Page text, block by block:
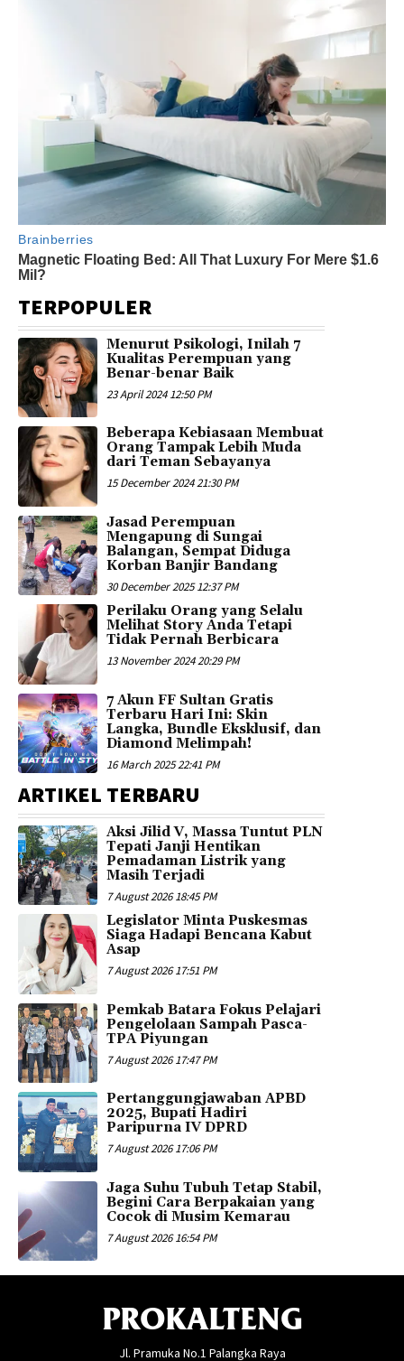
TERPOPULER
Menurut Psikologi, Inilah 7
Kualitas Perempuan yang
Benar-benar Baik
23 April 2024 12:50 PM
Beberapa Kebiasaan Membuat
Orang Tampak Lebih Muda
dari Teman Sebayanya
15 December 2024 21:30 PM
Jasad Perempuan
Mengapung di Sungai
Balangan, Sempat Diduga
Korban Banjir Bandang
30 December 2025 12:37 PM
Perilaku Orang yang Selalu
Melihat Story Anda Tetapi
Tidak Pernah Berbicara
13 November 2024 20:29 PM
7 Akun FF Sultan Gratis
Terbaru Hari Ini: Skin
Langka, Bundle Eksklusif, dan
Diamond Melimpah!
16 March 2025 22:41 PM
ARTIKEL TERBARU
Aksi Jilid V, Massa Tuntut PLN
Tepati Janji Hentikan
Pemadaman Listrik yang
Masih Terjadi
7 August 2026 18:45 PM
Legislator Minta Puskesmas
Siaga Hadapi Bencana Kabut
Asap
7 August 2026 17:51 PM
Pemkab Batara Fokus Pelajari
Pengelolaan Sampah Pasca-
TPA Piyungan
7 August 2026 17:47 PM
Pertanggungjawaban APBD
2025, Bupati Hadiri
Paripurna IV DPRD
7 August 2026 17:06 PM
Jaga Suhu Tubuh Tetap Stabil,
Begini Cara Berpakaian yang
Cocok di Musim Kemarau
7 August 2026 16:54 PM
PROKALTENG
Jl. Pramuka No.1 Palangka Raya